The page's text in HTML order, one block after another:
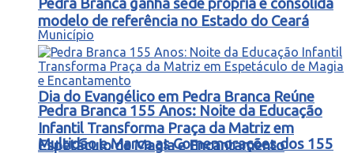
Dia do Evangélico em Pedra Branca Reúne
Multidão e Marca as Comemorações dos 155
Pedra Branca ganha sede própria e consolida
modelo de referência no Estado do Ceará
Pedra Branca 155 Anos: Noite da Educação
Infantil Transforma Praça da Matriz em
Espetáculo de Magia e Encantamento